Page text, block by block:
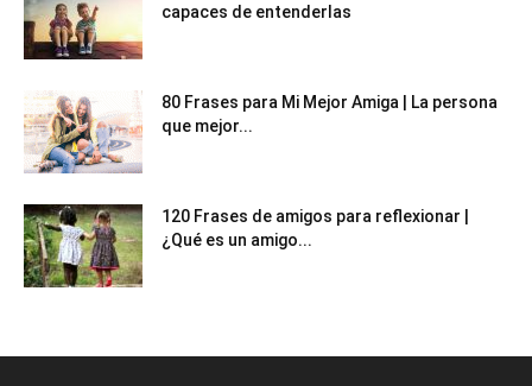
capaces de entenderlas
80 Frases para Mi Mejor Amiga | La persona
que mejor...
120 Frases de amigos para reflexionar |
¿Qué es un amigo...